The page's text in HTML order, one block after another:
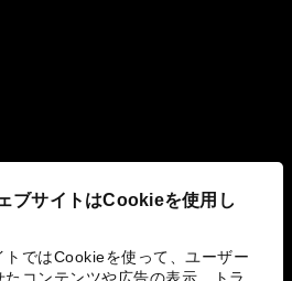
ブサイトはCookieを使用し
トではCookieを使って、ユーザー
り組み